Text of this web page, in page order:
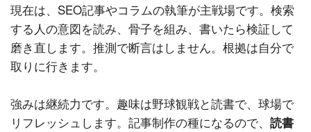
現在は、SEO記事やコラムの執筆が主戦場です。検索
する人の意図を読み、骨子を組み、書いたら検証して
磨き直します。推測で断言はしません。根拠は自分で
取りに行きます。
強みは継続力です。趣味は野球観戦と読書で、球場で
リフレッシュします。記事制作の種になるので、 読書